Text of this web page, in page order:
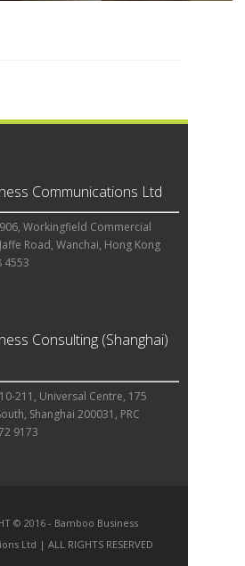
Communications Ltd
Workingfield Commercial
Road, Wanchai, Hong Kong
4553
Consulting (Shanghai)
211, Universal Centre, 175
Shanghai 200031, PRC
9173
© 2016 - Bamboo Business
Ltd | ALL RIGHTS RESERVED